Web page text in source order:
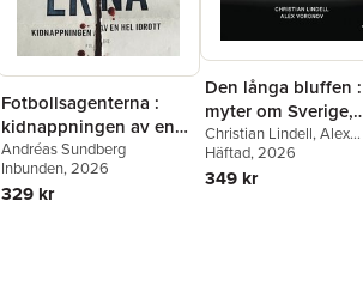
Fotbollsagenterna :
kidnappningen av en
hel idrott
Andréas Sundberg
Inbunden, 2026
329 kr
Den långa bluffen :
myter om Sverige,
arbete och
Christian Lindell,Alex
Voronov
Häftad, 2026
349 kr